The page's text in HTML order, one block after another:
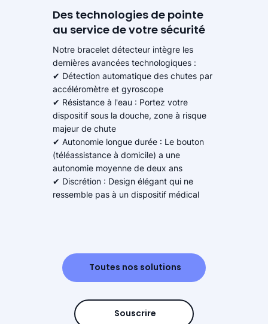
Des technologies de pointe
au service de votre sécurité
Notre bracelet détecteur intègre les
dernières avancées technologiques :
✔ Détection automatique des chutes par
accéléromètre et gyroscope
✔ Résistance à l'eau : Portez votre
dispositif sous la douche, zone à risque
majeur de chute
✔ Autonomie longue durée : Le bouton
(téléassistance à domicile) a une
autonomie moyenne de deux ans
✔ Discrétion : Design élégant qui ne
ressemble pas à un dispositif médical
Toutes nos solutions
Souscrire